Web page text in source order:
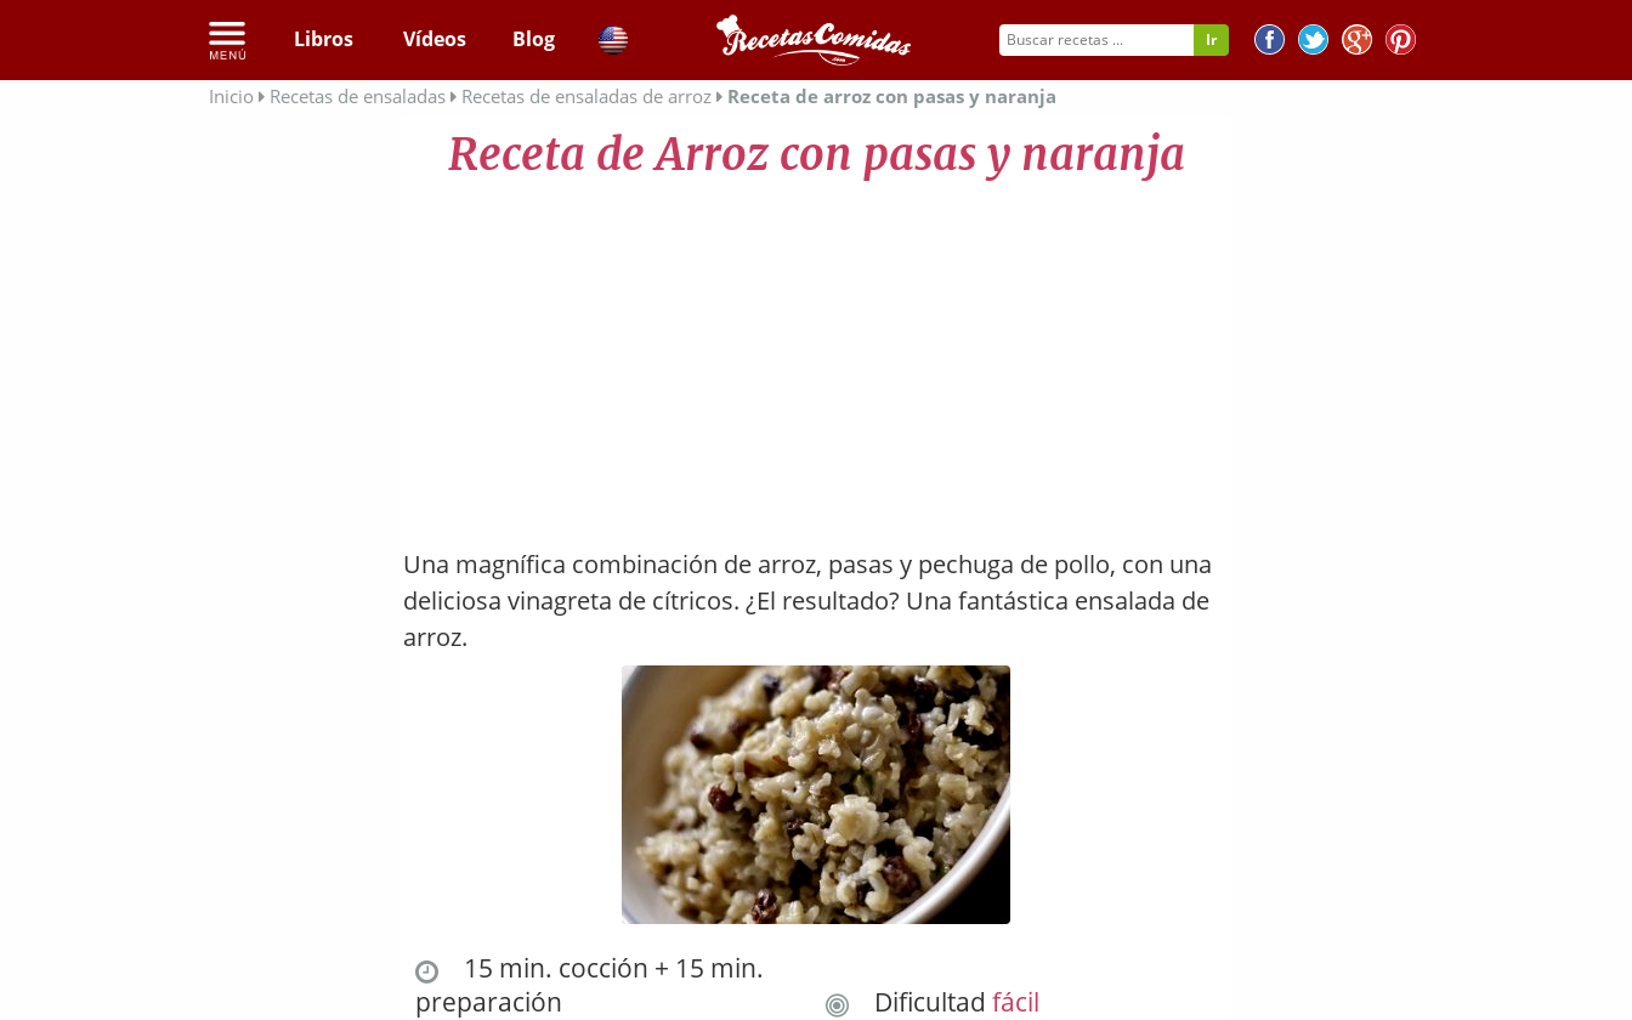
Libros Vídeos Blog
Inicio Recetas de ensaladas Recetas de ensaladas de arroz Receta de arroz con pasas y naranja
Receta de Arroz con pasas y naranja
Una magnífica combinación de arroz, pasas y pechuga de pollo, con una
deliciosa vinagreta de cítricos. ¿El resultado? Una fantástica ensalada de
arroz.
15 min. cocción + 15 min.
preparación
Dificultadfácil